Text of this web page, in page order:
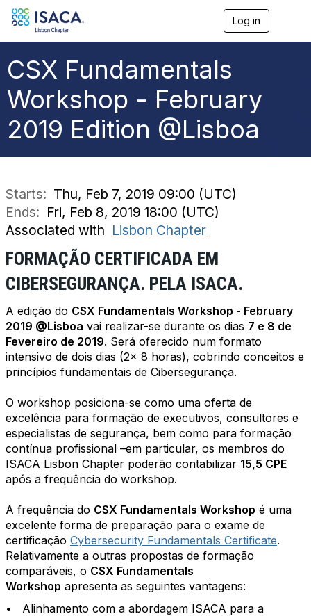
Log in
a
CSX Fundamentals
Workshop - February
2019 Edition @Lisboa
Starts: Thu, Feb 7, 2019 09:00 (UTC)
Ends: Fri, Feb 8, 2019 18:00 (UTC)
Associated with Lisbon Chapter
FORMAÇÃO CERTIFICADA EM
CIBERSEGURANÇA. PELA ISACA.
A edição do CSX Fundamentals Workshop - February
2019 @Lisboa vai realizar-se durante os dias 7 e 8 de
Fevereiro de 2019. Será oferecido num formato
intensivo de dois dias (2x 8 horas), cobrindo conceitos e
princípios fundamentais de Cibersegurança.
O workshop posiciona-se como uma oferta de
excelência para formação de executivos, consultores e
especialistas de segurança, bem como para formação
contínua profissional –em particular, os membros do
ISACA Lisbon Chapter poderão contabilizar 15,5 CPE
após a frequência do workshop.
A frequência do CSX Fundamentals Workshop é uma
excelente forma de preparação para o exame de
certificação Cybersecurity Fundamentals Certificate.
Relativamente a outras propostas de formação
comparáveis, o CSX Fundamentals
Workshop apresenta as seguintes vantagens:
• Alinhamento com a abordagem ISACA para a